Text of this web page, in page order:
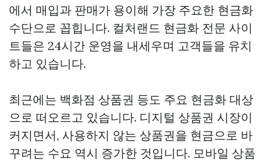
에서 매입과 판매가 용이해 가장 주요한 현금화
수단으로 꼽힙니다. 컬처랜드 현금화 전문 사이
트들은 24시간 운영을 내세우며 고객들을 유치
하고 있습니다.
최근에는 백화점 상품권 등도 주요 현금화 대상
으로 떠오르고 있습니다. 디지털 상품권 시장이
커지면서, 사용하지 않는 상품권을 현금으로 바
꾸려는 수요 역시 증가한 것입니다. 모바일 상품